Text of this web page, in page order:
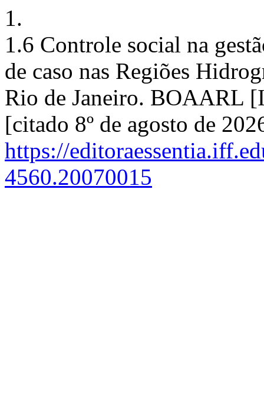
1.
1.6 Controle social na
de caso nas Regiões
Rio de Janeiro. BOAARL
[citado 8º de agosto de
https://
4560.20070015